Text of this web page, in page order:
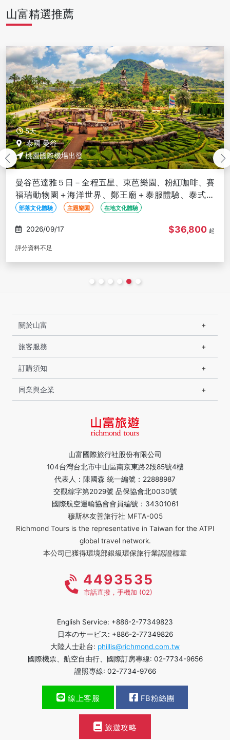
山富精選推薦
5天
泰國 曼谷
桃園國際機場出發
曼谷芭達雅５日－全程五星、東芭樂園、粉紅咖啡、賽
福瑞動物園＋海洋世界、鄭王廟＋泰服體驗、泰式按
摩、夜遊湄南河、無購物
部落文化體驗 主題樂園 在地文化體驗
2026/09/18 $36,800 起
評分資料不足
山富國際旅行社股份有限公司
104台灣台北市中山區南京東路2段85號4樓
代表人：陳國森 統一編號：22888987
交觀綜字第2029號 品保協會北0030號
國際航空運輸協會會員編號：34301061
穆斯林友善旅行社 MFTA-005
Richmond Tours is the representative in Taiwan for the ATPI
global travel network.
本公司已獲得環境部銀級環保旅行業認證標章
關於山富
旅客服務
訂購須知
同業與企業
4493535
市話直撥，手機加 (02)
English Service: +886-2-77349823
日本のサービス: +886-2-77349826
大陸人士赴台: phillis@richmond.com.tw
國際機票、航空自由行、國際訂房專線: 02-7734-9656
證照專線: 02-7734-9766
線上客服 FB粉絲團
旅遊攻略